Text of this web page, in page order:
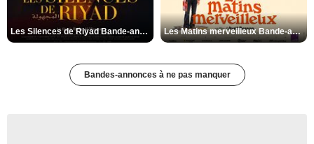
Les Silences de Riyad Bande-annonce VO STFR Les Matins merveilleux Bande-annonce VF
Bandes-annonces à ne pas manquer